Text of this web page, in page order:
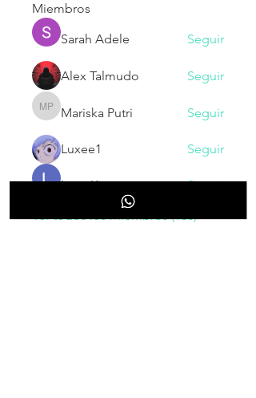
Miembros
Sarah Adele
Seguir
Alex Talmudo Seguir
Mariska Putri
Mariska Putri Seguir
Luxee1 Seguir
Larry King
Seguir
Ver todos los miembros (130)